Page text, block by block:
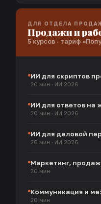
ДЛЯ ОТДЕЛА
Продажи и
5 курсов · тариф
ИИ для скриптов
20 мин · ИИ 2026
ИИ для ответов на
20 мин · ИИ 2026
ИИ для деловой
20 мин · ИИ 2026
Маркетинг,
20 мин
Коммуникация и
20 мин